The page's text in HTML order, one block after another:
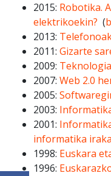
2015: Robotika.
elektrikoekin? (
2013:
2011: Gizarte
2009:
2007: Web 2.0
2005:
2003:
2001:
informatika
1998: Euskara
1996: